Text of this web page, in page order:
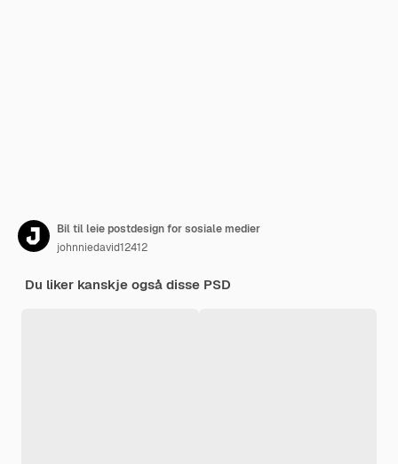
Bil til leie postdesign for sosiale medier
johnniedavid12412
Du liker kanskje også disse PSD